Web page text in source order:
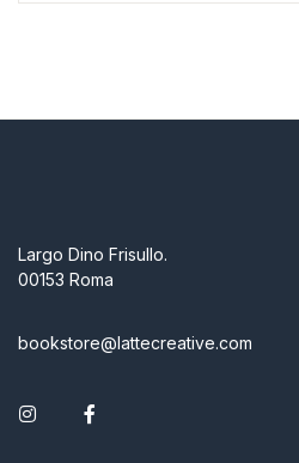
Largo Dino Frisullo.
00153 Roma
bookstore@lattecreative.com
Instagram